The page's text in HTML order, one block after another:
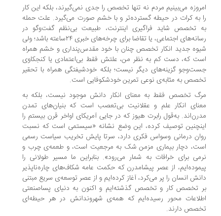
می‌بینیم مردم نه تنها تخصص را جدی نمی‌گیرند، بلکه این کار
به ‌کرات در حیطه گسترده‌تر و با خشم صورت می‌گیرد. علت حمله
تخصص شاید فراگیری اینترنت، طبیعت بی‌نظم گفت‌و‌گو در
رسانه‌های اجتماعی، یا تقاضا برای چرخه‌های خبری ۲۴ساعته باشد؛ ولی
جدید انکار تخصص چنان با خود مقدس‌پنداری و خشم همراه
که، دست کم به نظر من، علتش فقط بی‌اعتمادی یا کنجکاوی
گزینه‌های دیگر نیست؛ بلکه خودشیفتگی همراه با تحقیر
به مثابه‌ی نوعی تمرین خودشکوفایی است.
تخصص فقط به معنای انکار دانش موجود نیست، بلکه به
انکار علم و عقلانیت بی‌تعصب است که بنیان‌های تمدن
به‌قول رابرت هیوز که در جایی آمریکای اواخر قرن بیستم را
توصیف کرده، این وضع نشانه «سیستمی است که نسبت
درمانی وسواس فکری دارد، سرتا پایش تخریب سیاست رسمی
دچار بیماری مزمن شک به مرجعیت است، و طعمه‌ی چرب و
برای خرافات به شمار می‌رود». بنابراین ما مسیر طولانی را
از عصر پیشامدرن که حکمت عامه شکاف‌های چاره‌ناپذیر
انسان را پر می‌کرد، آغاز کرده‌ایم و از عصر توسعه‌ی سریع مبتنی
تخصص کار و تخصص گذشته‌ایم و اکنون به دنیای پساصنعتی
محور رسیده‌ایم که همه‌ی شهروندانش در هر حیطه‌ای
دارند.